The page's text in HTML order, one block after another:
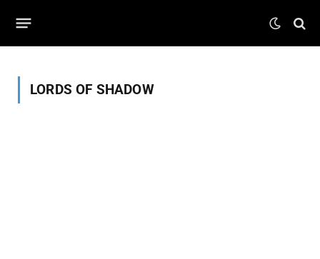
LORDS OF SHADOW